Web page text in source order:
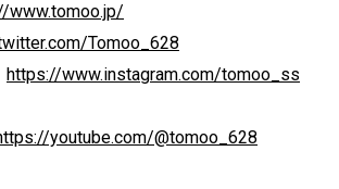
www.tomoo.jp/
Tomoo_628
https://www.instagram.com/tomoo_ss
youtube.com/@tomoo_628